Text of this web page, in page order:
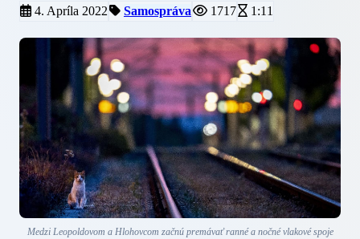
4. Apríla 2022 Samospráva 1717 1:11
Medzi Leopoldovom a Hlohovcom začnú premávať ranné a nočné vlakové spoje